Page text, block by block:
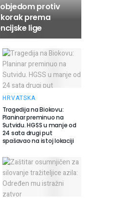
protiv
prema
lige
HRVATSKA
Tragedija na Biokovu:
Planinar preminuo na
Sutvidu. HGSS u manje od
24 sata drugi put
spašavao na istoj lokaciji